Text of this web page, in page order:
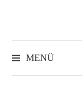
Inhalt
MENÜ